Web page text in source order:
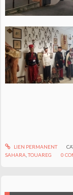
LIEN PERMANENT
SAHARA ,TOUAREG 0